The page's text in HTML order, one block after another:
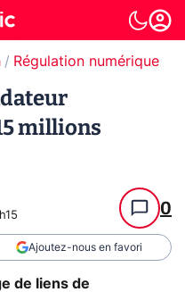
Régulation numérique
millions
0
Ajoutez-nous en favori
de liens de